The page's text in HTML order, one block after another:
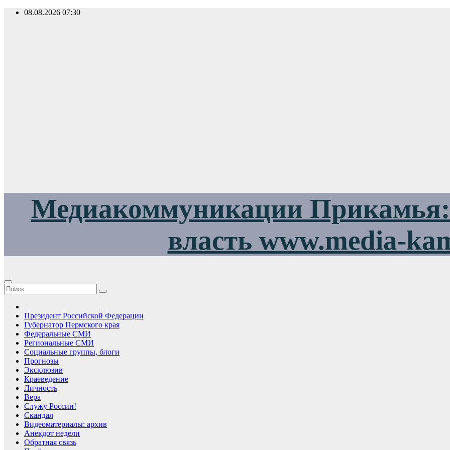
Перейти08.08.2026 07:30
Медиакоммуникации Прикамья:
власть www.media-
Президент Российской Федерации
Губернатор Пермского края
Федеральные СМИ
Региональные СМИ
Социальные группы, блоги
Прогнозы
Эксклюзив
Краеведение
Личность
Вера
Служу России!
Скандал
Видеоматериалы: архив
Анекдот недели
Обратная связь